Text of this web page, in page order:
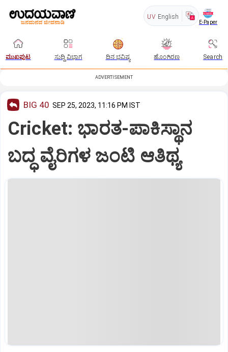
UV English
E-Paper
ಮುಖಪುಟ ಸುದ್ದಿ ವಿಭಾಗ ದಿನ ಭವಿಷ್ಯ ಹೊಂಗಿರಣ Search
ADVERTISEMENT
BIG 40 SEP 25, 2023, 11:16 PM IST
Cricket: ಭಾರತ-ಪಾಕಿಸ್ಥಾನ
ಬದ್ಧ ವೈರಿಗಳ ಜಂಟಿ ಆತಿಥ್ಯ